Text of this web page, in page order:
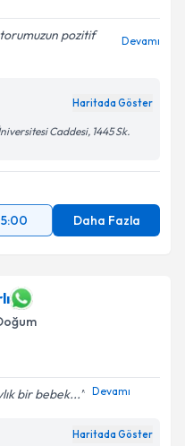
pozitif
Devamı
Haritada Göster
Caddesi, 1445 Sk.
Daha Fazla
bir bebek... Devamı
Haritada Göster